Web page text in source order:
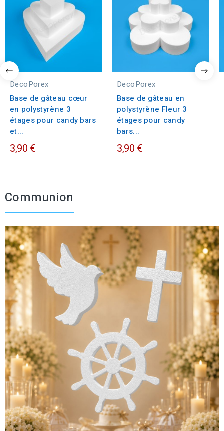
DecoPorex
Base de gâteau cœur
en polystyrène 3
étages pour candy bars
et...
3,90 €
DecoPorex
Base de gâteau en
polystyrène Fleur 3
étages pour candy
bars...
3,90 €
Communion